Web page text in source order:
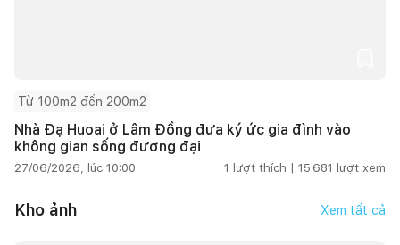
Từ 100m2 đến 200m2
Nhà Đạ Huoai ở Lâm Đồng đưa ký ức gia đình vào
không gian sống đương đại
27/06/2026, lúc 10:00 1 lượt thích | 15.681 lượt xem
Kho ảnh Xem tất cả